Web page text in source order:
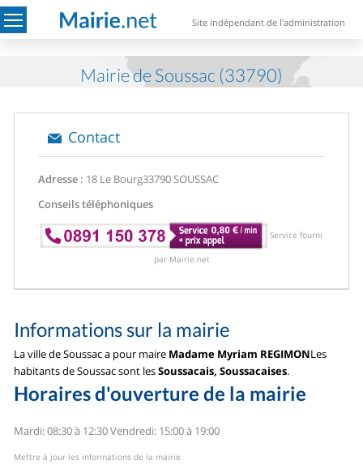
Site indépendant de l'administration
Mairie de Soussac (33790)
Contact
Adresse : 18 Le Bourg33790 SOUSSAC
Conseils téléphoniques
Service fourni
par Mairie.net
Informations sur la mairie
La ville de Soussac a pour maire Madame Myriam REGIMONLes
habitants de Soussac sont lesSoussacais, Soussacaises.
Horaires d'ouverture de la mairie
Mardi: 08:30 à 12:30Vendredi: 15:00 à 19:00
Mettre à jour les informations de la mairie